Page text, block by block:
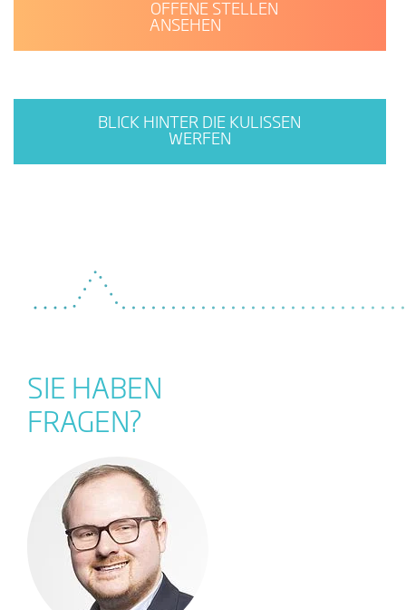
OFFENE STELLEN
ANSEHEN
BLICK HINTER DIE KULISSEN
WERFEN
SIE HABEN
FRAGEN?